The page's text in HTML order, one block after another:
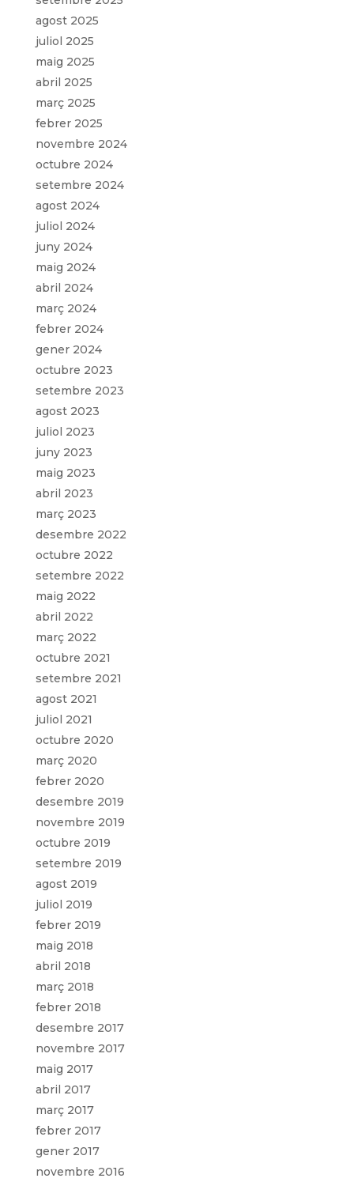
agost 2025
juliol 2025
maig 2025
abril 2025
març 2025
febrer 2025
novembre 2024
octubre 2024
setembre 2024
agost 2024
juliol 2024
juny 2024
maig 2024
abril 2024
març 2024
febrer 2024
gener 2024
octubre 2023
setembre 2023
agost 2023
juliol 2023
juny 2023
maig 2023
abril 2023
març 2023
desembre 2022
octubre 2022
setembre 2022
maig 2022
abril 2022
març 2022
octubre 2021
setembre 2021
agost 2021
juliol 2021
octubre 2020
març 2020
febrer 2020
desembre 2019
novembre 2019
octubre 2019
setembre 2019
agost 2019
juliol 2019
febrer 2019
maig 2018
abril 2018
març 2018
febrer 2018
desembre 2017
novembre 2017
maig 2017
abril 2017
març 2017
febrer 2017
gener 2017
novembre 2016